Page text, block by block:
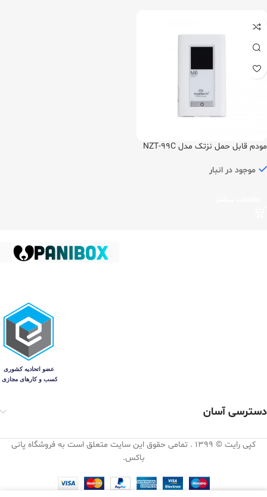
مودم قابل حمل نزتک مدل NZT-99C
موجود در انبار
دسترسی آسان
کپی رایت © 1399 . تمامی حقوق این سایت متعلق است به فروشگاه پانی
باکس.